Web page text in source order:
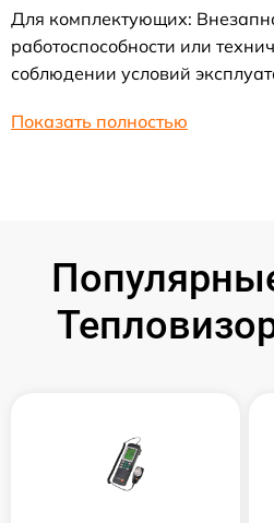
Для комплектующих:
работоспособности или
соблюдении условий
Показать полностью